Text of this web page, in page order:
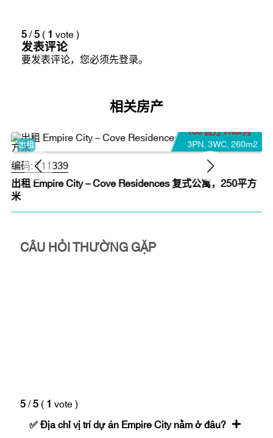
5/5 ( 1 vote)
发表评论
要发表评论，您必须先登录。
相关房产
130 百万 VND/月
3PN ,3WC ,260m2
编码:T11339
出租 Empire City – Cove Residences 复式公寓，250平方
米
出租
CÂU HỎI THƯỜNG GẶP
5/5 ( 1 vote)
✅ Địa chỉ vị trí dự án Empire City nằm ở đâu?